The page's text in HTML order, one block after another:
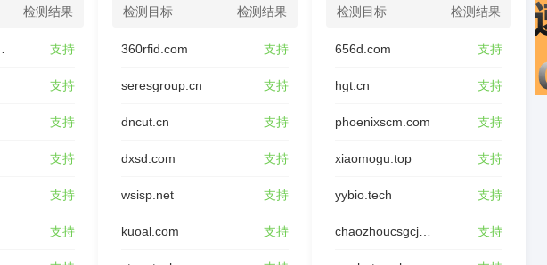
检测结果
支持
支持
支持
支持
支持
支持
检测目标 检测结果
360rfid.com 支持
seresgroup.cn 支持
dncut.cn 支持
dxsd.com 支持
wsisp.net 支持
kuoal.com 支持
检测目标 检测结果
656d.com 支持
hgt.cn 支持
phoenixscm.com 支持
xiaomogu.top 支持
yybio.tech 支持
支持